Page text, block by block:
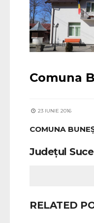
Comuna
23 IUNIE 2016
COMUNA
Județul
RELATED